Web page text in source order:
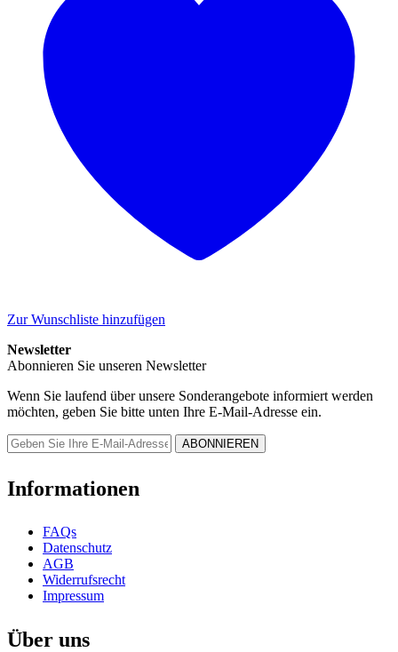
Zur Wunschliste hinzufügen
Newsletter
Abonnieren Sie unseren Newsletter
Wenn Sie laufend über unsere Sonderangebote informiert werden
möchten, geben Sie bitte unten Ihre E-Mail-Adresse ein.
Informationen
FAQs
Datenschutz
AGB
Widerrufsrecht
Impressum
Über uns